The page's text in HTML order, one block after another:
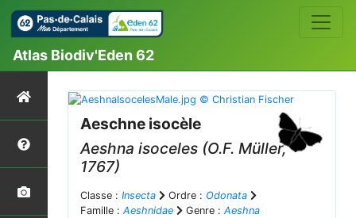
Atlas Biodiv'Eden 62
Aeschne isocèle
Aeshna isoceles (O.F. Müller,
1767)
Classe : Insecta Ordre : Odonata
Famille : Aeshnidae Genre : Aeshna